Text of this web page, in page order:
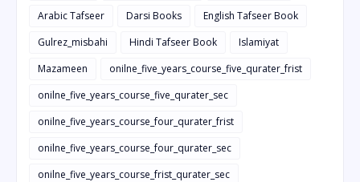
Arabic Tafseer
Darsi Books
English Tafseer Book
Gulrez_misbahi
Hindi Tafseer Book
Islamiyat
Mazameen
onilne_five_years_course_five_qurater_frist
onilne_five_years_course_five_qurater_sec
onilne_five_years_course_four_qurater_frist
onilne_five_years_course_four_qurater_sec
onilne_five_years_course_frist_qurater_sec